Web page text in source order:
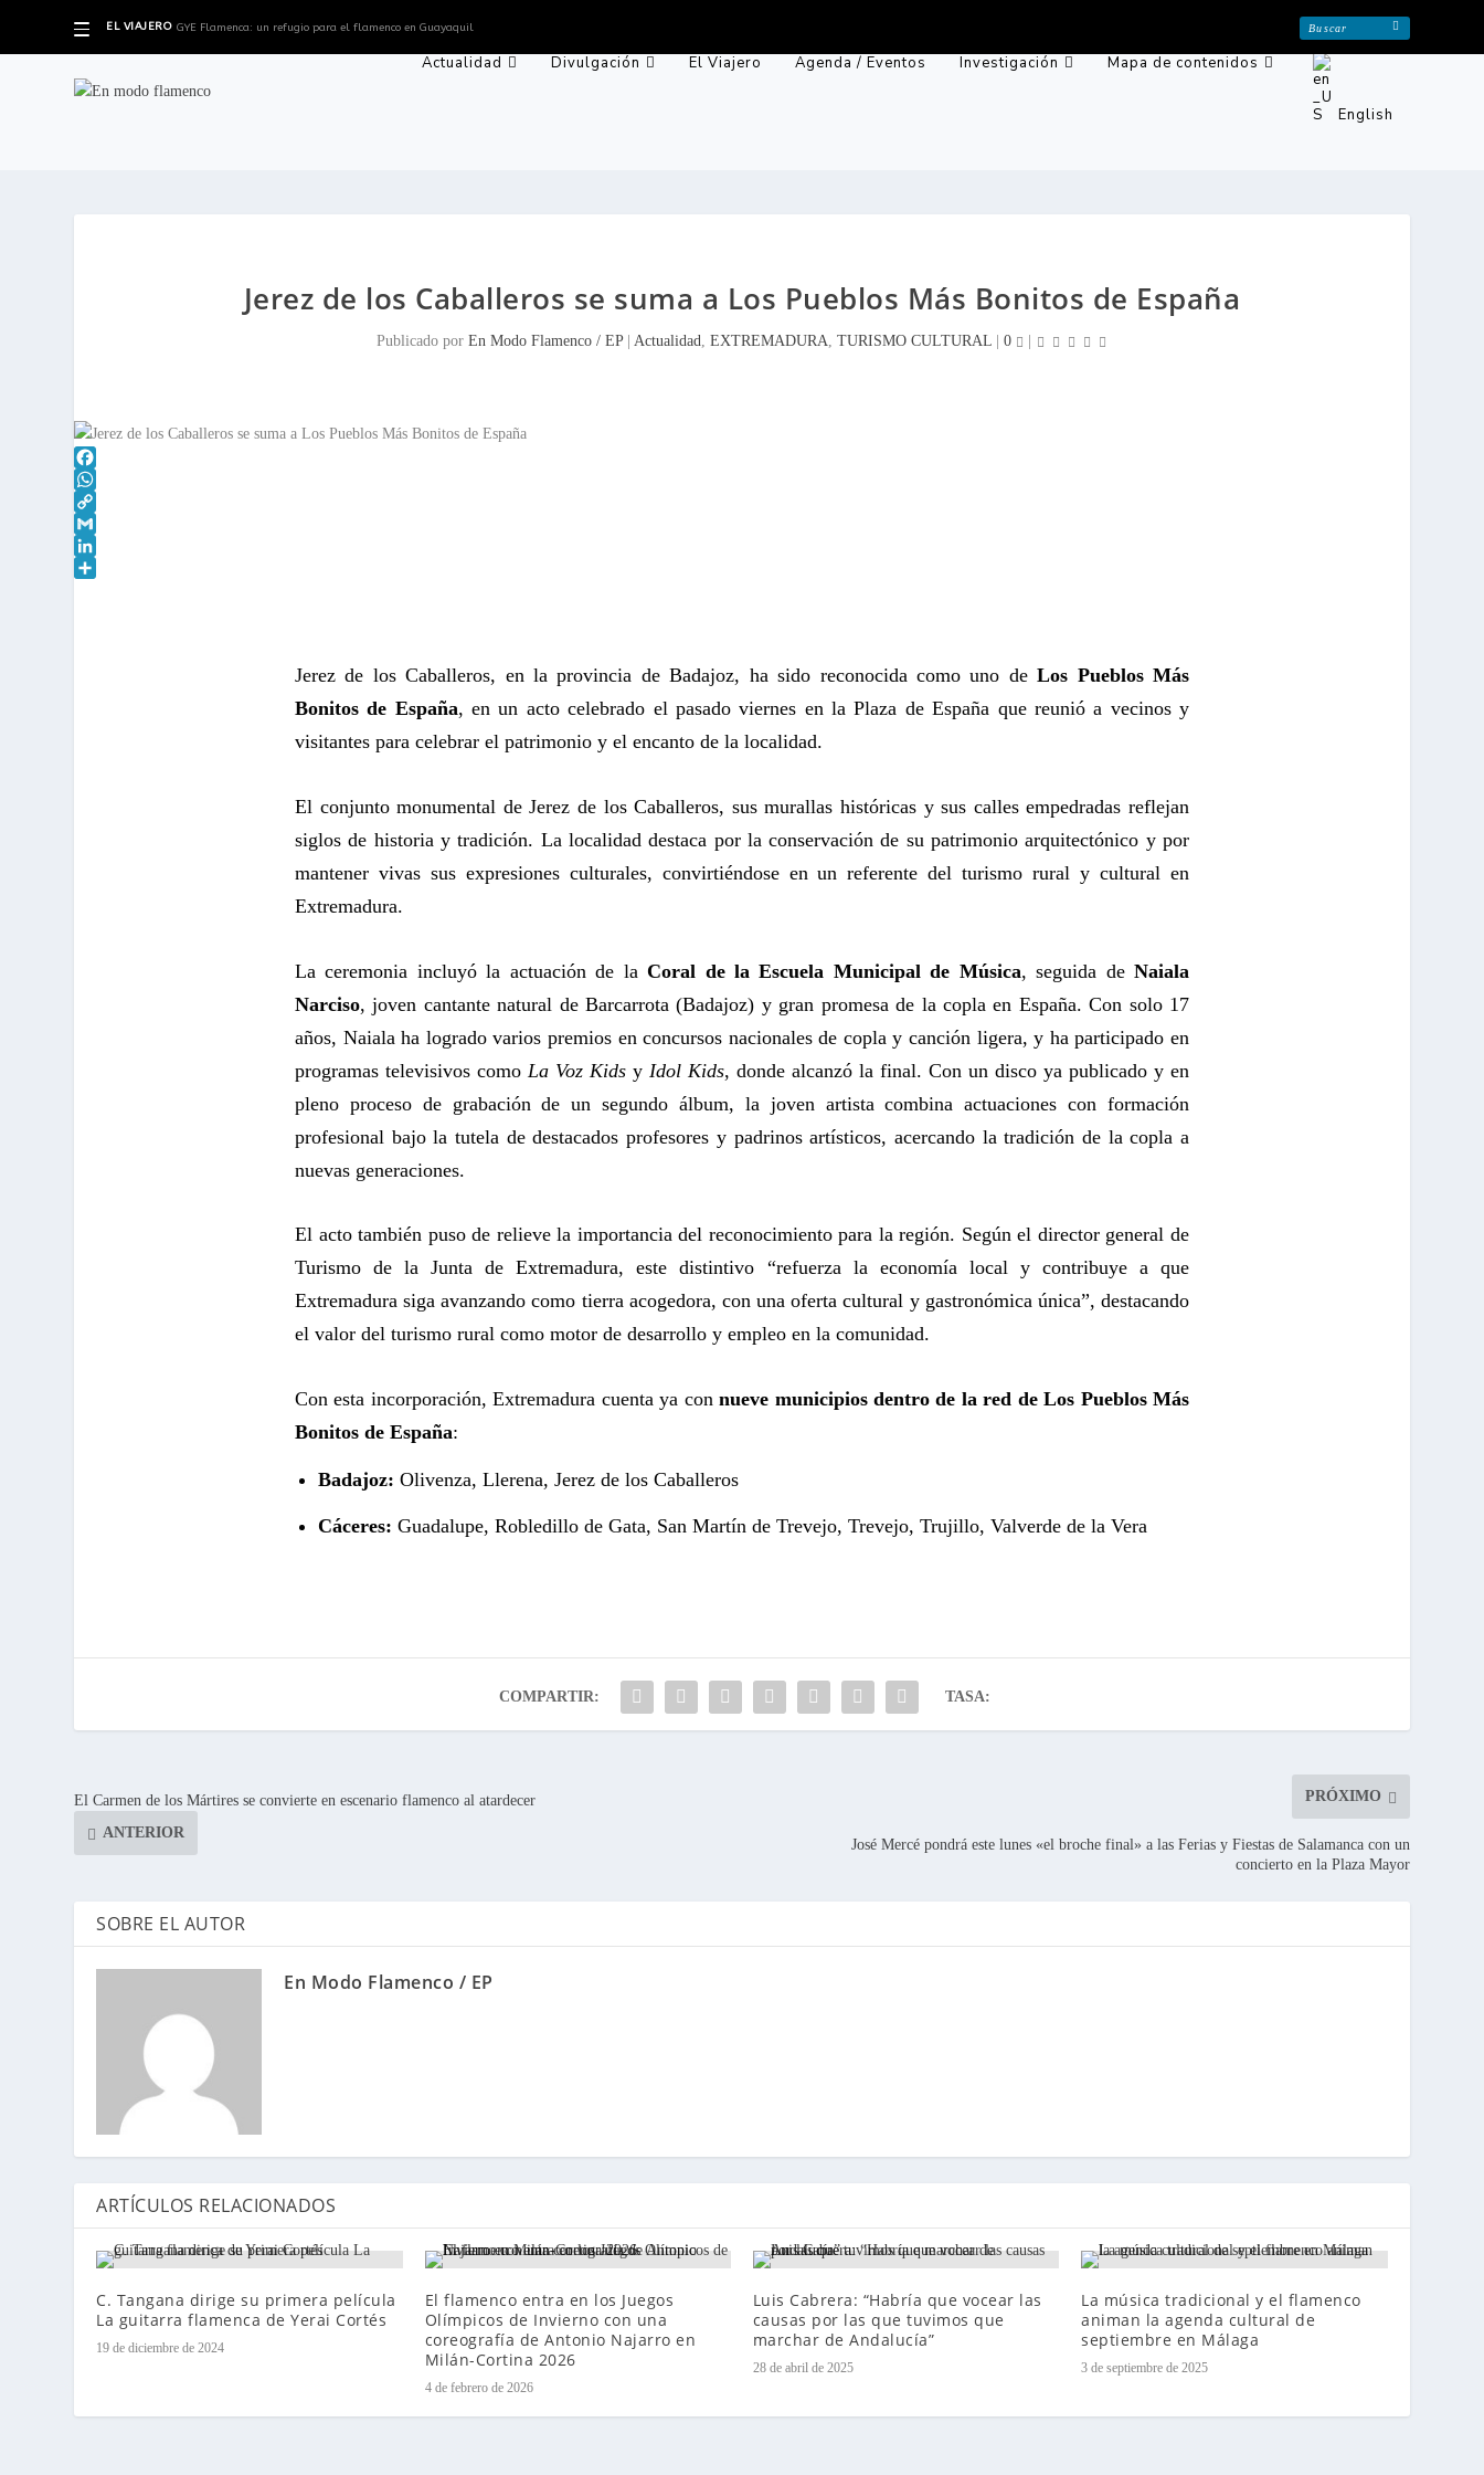
EL VIAJERO GYE Flamenca: un refugio para el flamenco en Guayaquil
Actualidad Divulgación El Viajero Agenda / Eventos Investigación Mapa de contenidos
English
Jerez de los Caballeros se suma a Los Pueblos Más Bonitos de España
Publicado por En Modo Flamenco / EP| Actualidad EXTREMADURA TURISMO CULTURAL| 0 |
F
a
c
e
b
W
h
a
t
C
o
p
G
m
L
Jerez de los Caballeros, en la provincia de Badajoz, ha sido reconocida como uno deLos Pueblos Más
Bonitos de España, en un acto celebrado el pasado viernes en la Plaza de España que reunió a vecinos y
visitantes para celebrar el patrimonio y el encanto de la localidad.
El conjunto monumental de Jerez de los Caballeros, sus murallas históricas y sus calles empedradas reflejan
siglos de historia y tradición. La localidad destaca por la conservación de su patrimonio arquitectónico y por
mantener vivas sus expresiones culturales, convirtiéndose en un referente del turismo rural y cultural en
Extremadura.
La ceremonia incluyó la actuación de laCoral de la Escuela Municipal de Música, seguida de Naiala
Narciso, joven cantante natural de Barcarrota (Badajoz) y gran promesa de la copla en España. Con solo 17
años, Naiala ha logrado varios premios en concursos nacionales de copla y canción ligera, y ha participado en
programas televisivos como La Voz Kids y Idol Kids, donde alcanzó la final. Con un disco ya publicado y en
pleno proceso de grabación de un segundo álbum, la joven artista combina actuaciones con formación
profesional bajo la tutela de destacados profesores y padrinos artísticos, acercando la tradición de la copla a
nuevas generaciones.
El acto también puso de relieve la importancia del reconocimiento para la región. Según el director general de
Turismo de la Junta de Extremadura, este distintivo “refuerza la economía local y contribuye a que
Extremadura siga avanzando como tierra acogedora, con una oferta cultural y gastronómica única”, destacando
el valor del turismo rural como motor de desarrollo y empleo en la comunidad.
Con esta incorporación, Extremadura cuenta ya connueve municipios dentro de la red de Los Pueblos Más
Bonitos de España:
Badajoz: Olivenza, Llerena, Jerez de los Caballeros
Cáceres: Guadalupe, Robledillo de Gata, San Martín de Trevejo, Trevejo, Trujillo, Valverde de la Vera
COMPARTIR: TASA:
El Carmen de los Mártires se convierte en escenario flamenco al atardecer
ANTERIOR
PRÓXIMO
José Mercé pondrá este lunes «el broche final» a las Ferias y Fiestas de Salamanca con un
concierto en la Plaza Mayor
SOBRE EL AUTOR
En Modo Flamenco / EP
ARTÍCULOS RELACIONADOS
C. Tangana dirige su primera película
La guitarra flamenca de Yerai Cortés
19 de diciembre de 2024
El flamenco entra en los Juegos
Olímpicos de Invierno con una
coreografía de Antonio Najarro en
Milán-Cortina 2026
4 de febrero de 2026
Luis Cabrera: “Habría que vocear las
causas por las que tuvimos que
marchar de Andalucía”
28 de abril de 2025
La música tradicional y el flamenco
animan la agenda cultural de
septiembre en Málaga
3 de septiembre de 2025